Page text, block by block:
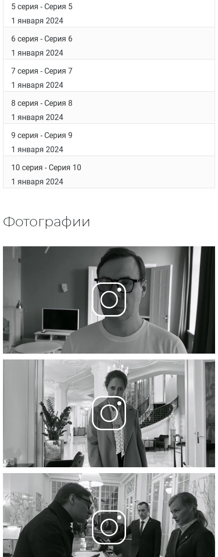
5 серия - Серия 5
1 января 2024
6 серия - Серия 6
1 января 2024
7 серия - Серия 7
1 января 2024
8 серия - Серия 8
1 января 2024
9 серия - Серия 9
1 января 2024
10 серия - Серия 10
1 января 2024
Фотографии